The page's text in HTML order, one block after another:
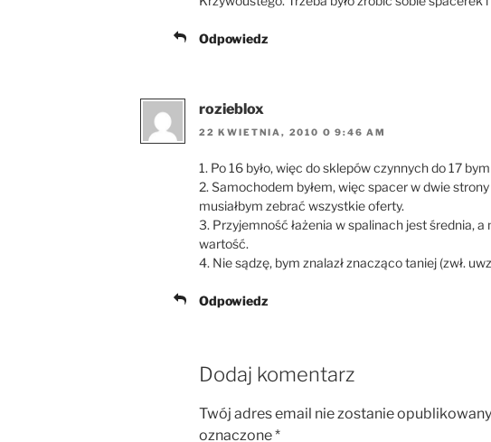
Odpowiedz
rozieblox
22 KWIETNIA, 2010 O 9:46 AM
1. Po 16 było, więc do sklepów czynnych do 17 bym
2. Samochodem byłem, więc spacer w dwie strony
musiałbym zebrać wszystkie oferty.
3. Przyjemność łażenia w spalinach jest średnia,
wartość.
4. Nie sądzę, bym znalazł znacząco taniej (zwł.
Odpowiedz
Dodaj komentarz
Twój adres email nie zostanie
oznaczone*